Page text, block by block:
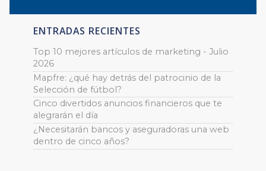
ENTRADAS RECIENTES
Top 10 mejores artículos de marketing - Julio
2026
Mapfre: ¿qué hay detrás del patrocinio de la
Selección de fútbol?
Cinco divertidos anuncios financieros que te
alegrarán el día
¿Necesitarán bancos y aseguradoras una web
dentro de cinco años?